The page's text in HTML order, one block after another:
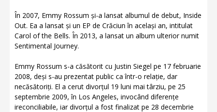
În 2007, Emmy Rossum și-a lansat albumul de debut, Inside
Out. Ea a lansat și un EP de Crăciun în același an, intitulat
Carol of the Bells. În 2013, a lansat un album ulterior numit
Sentimental Journey.
Emmy Rossum s-a căsătorit cu Justin Siegel pe 17 februarie
2008, deși s-au prezentat public ca într-o relație, dar
necăsătoriți. El a cerut divorțul 19 luni mai târziu, pe 25
septembrie 2009, în Los Angeles, invocând diferențe
ireconciliabile, iar divorțul a fost finalizat pe 28 decembrie